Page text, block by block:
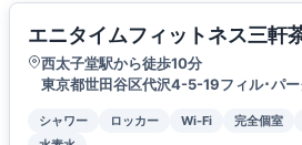
エニタイムフィットネス三軒
西太子堂駅から徒歩10分
東京都世田谷区代沢4-5-19フィル･パ
シャワー ロッカー Wi-Fi 完全個室